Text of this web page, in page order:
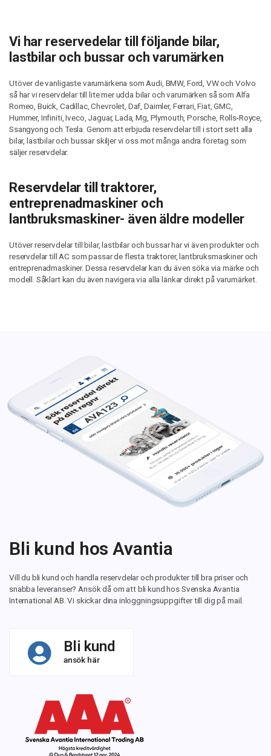
Vi har reservedelar till följande bilar,
lastbilar och bussar och varumärken
Utöver de vanligaste varumärkena som Audi, BMW, Ford, VW och Volvo
så har vi reservdelar till lite mer udda bilar och varumärken så som Alfa
Romeo, Buick, Cadillac, Chevrolet, Daf, Daimler, Ferrari, Fiat, GMC,
Hummer, Infiniti, Iveco, Jaguar, Lada, Mg, Plymouth, Porsche, Rolls-Royce,
Ssangyong och Tesla. Genom att erbjuda reservdelar till i stort sett alla
bilar, lastbilar och bussar skiljer vi oss mot många andra företag som
säljer reservdelar.
Reservdelar till traktorer,
entreprenadmaskiner och
lantbruksmaskiner- även äldre modeller
Utöver reservdelar till bilar, lastbilar och bussar har vi även produkter och
reservdelar till AC som passar de flesta traktorer, lantbruksmaskiner och
entreprenadmaskiner. Dessa reservdelar kan du även söka via märke och
modell. Såklart kan du även navigera via alla länkar direkt på varumärket.
Bli kund hos Avantia
Vill du bli kund och handla reservdelar och produkter till bra priser och
snabba leveranser? Ansök då om att bli kund hos Svenska Avantia
International AB. Vi skickar dina inloggningsuppgifter till dig på mail.
Bli kund
ansök här